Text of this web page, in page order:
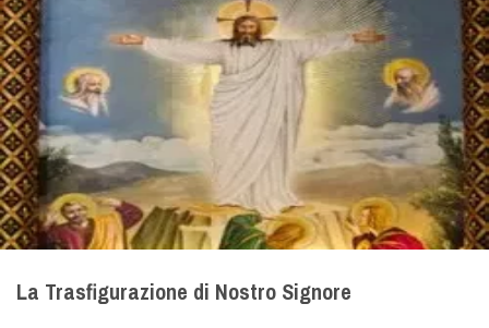
La Trasfigurazione di Nostro Signore